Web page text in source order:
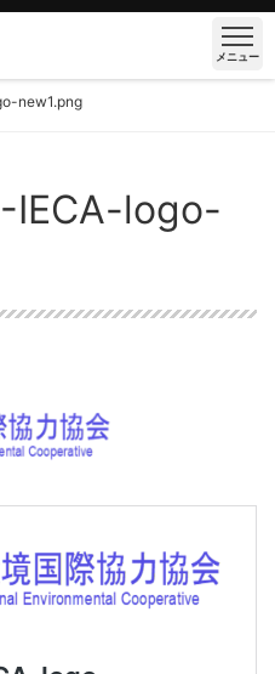
メニュー
new1.png
IECA-logo-